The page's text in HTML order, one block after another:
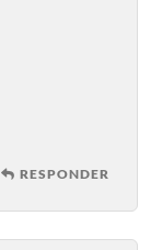
RESPONDER